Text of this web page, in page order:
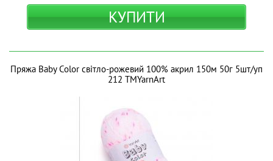
КУПИТИ
Пряжа Baby Color світло-рожевий 100% акрил 150м 50г 5шт/уп
212 ТМYarnArt